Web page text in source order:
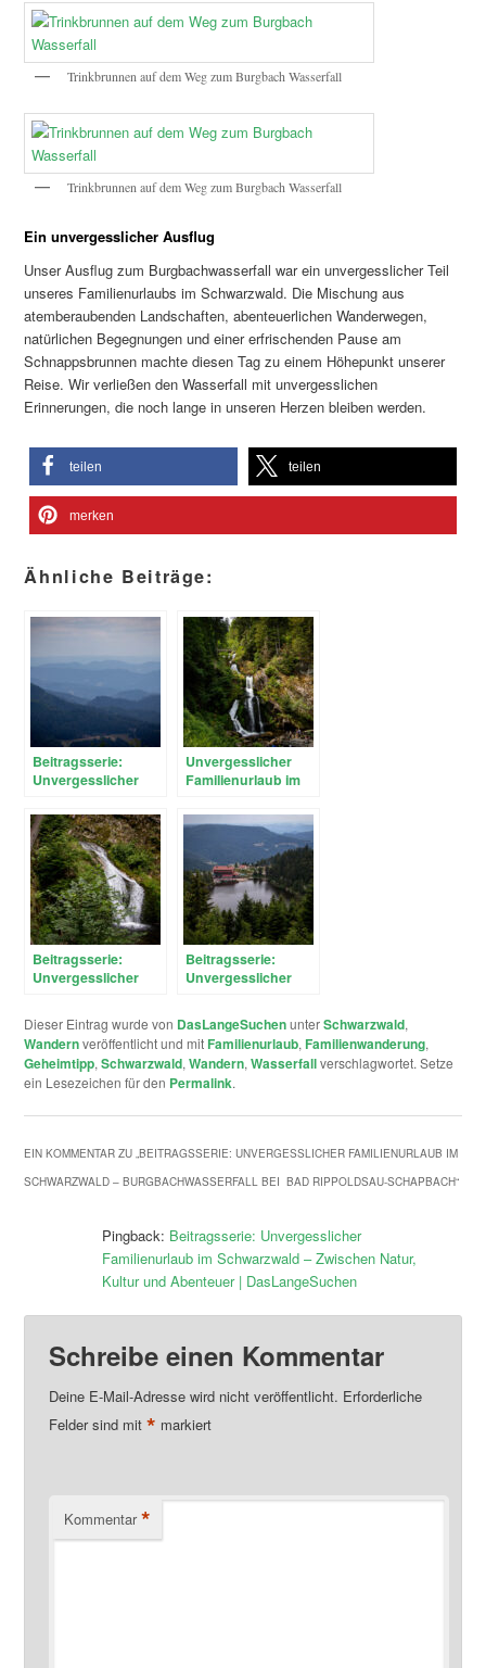
Trinkbrunnen auf dem Weg zum Burgbach Wasserfall
Trinkbrunnen auf dem Weg zum Burgbach Wasserfall
Ein unvergesslicher Ausflug
Unser Ausflug zum Burgbachwasserfall war ein unvergesslicher Teil
unseres Familienurlaubs im Schwarzwald. Die Mischung aus
atemberaubenden Landschaften, abenteuerlichen Wanderwegen,
natürlichen Begegnungen und einer erfrischenden Pause am
Schnappsbrunnen machte diesen Tag zu einem Höhepunkt unserer
Reise. Wir verließen den Wasserfall mit unvergesslichen
Erinnerungen, die noch lange in unseren Herzen bleiben werden.
teilen teilen
merken
Ähnliche Beiträge:
Beitragsserie:
Unvergesslicher
Schwarzwald –
Zwischen Natur,
Kultur und
Abenteuer
Unvergesslicher
Familienurlaub im
Triberger
Wasserfälle und
Greifvogelschau
Beitragsserie:
Unvergesslicher
Allerheiligen
Wasserfälle
Beitragsserie:
Unvergesslicher
Mummelsee und
Hornisgrinde
Dieser Eintrag wurde von DasLangeSuchenunterSchwarzwald,
Wandernveröffentlicht und mitFamilienurlaub,Familienwanderung,
Geheimtipp,Schwarzwald,Wandern,Wasserfallverschlagwortet. Setze
ein Lesezeichen für den Permalink.
EIN KOMMENTAR ZU „BEITRAGSSERIE: UNVERGESSLICHER FAMILIENURLAUB IM
SCHWARZWALD – BURGBACHWASSERFALL BEI BAD RIPPOLDSAU-SCHAPBACH“
Pingback: Beitragsserie: Unvergesslicher
Familienurlaub im Schwarzwald – Zwischen Natur,
Kultur und Abenteuer | DasLangeSuchen
Schreibe einen Kommentar
Deine E-Mail-Adresse wird nicht veröffentlicht. Erforderliche
Felder sind mit * markiert
Kommentar *